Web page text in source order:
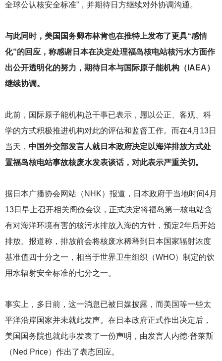
全球公认核安全标准”，并期待日方继续对外协调沟通。
与此同时，美国国务卿布林肯也在推特上发布了更具“感情
化”的回应，称感谢日本在决定处理福岛核电站核污水方面作
出公开透明化的努力，期待日本与国际原子能机构（IAEA）
继续协调。
此前，国际原子能机构总干事已表示，愿以公正、客观、科
学的方式积极推进机构对此的评估和监督工作。而在4月13日
当天， 中国外交部发言人就日本政府决定以海洋排放方式处
置福岛核电站事故核废水发表谈话，对此表示严重关切。
据日本广播协会网站（NHK）报道，日本政府于当地时间4月
13日早上召开相关阁僚会议，正式决定将福岛第一核电站含
有对海洋环境有害的核污水排放入海的方针，预定2年后开始
排放。报道称，排放前会将核废水稀释到日本国家辐射浓度
基准值四十分之一，相当于世界卫生组织（WHO）制定的饮
用水辐射安全标准的七分之一。
事实上，多日前，这一消息已被日媒披露，而美国等一些太
平洋沿岸国家并未就此发声。在日本政府正式作出决定后，
美国国务院也就此事发表了一份声明，由发言人内德·普莱斯
（Ned Price）作出了表态回应。